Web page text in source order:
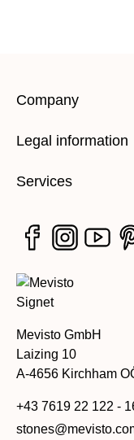
Company
Legal information
Services
Mevisto GmbH
Laizing 10
A-4656 Kirchham
+43 7619 22 122 -